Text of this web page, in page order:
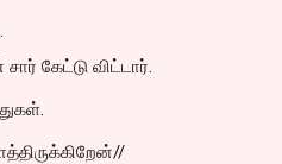
கேட்டு விட்டார்.